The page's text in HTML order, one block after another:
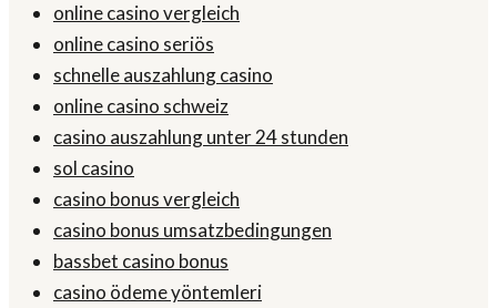
online casino vergleich
online casino seriös
schnelle auszahlung casino
online casino schweiz
casino auszahlung unter 24 stunden
sol casino
casino bonus vergleich
casino bonus umsatzbedingungen
bassbet casino bonus
casino ödeme yöntemleri